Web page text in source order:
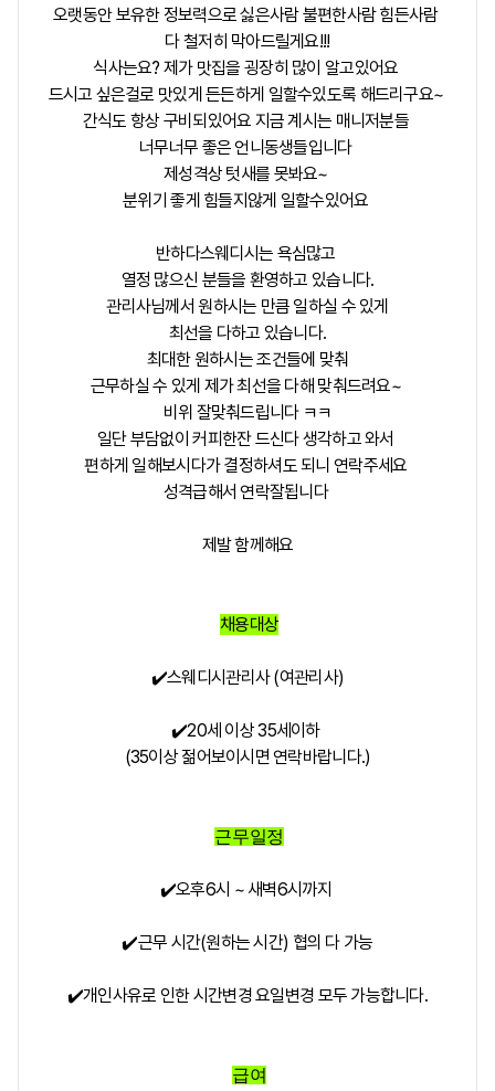
오랫동안 보유한 정보력으로 싫은사람 불편한사람 힘든사람
다 철저히 막아드릴게요!!!
식사는요? 제가 맛집을 굉장히 많이 알고있어요
드시고 싶은걸로 맛있게 든든하게 일할수있도록 해드리구요~
간식도 항상 구비되있어요 지금 계시는 매니저분들
너무너무 좋은 언니동생들입니다
제성격상 텃새를 못봐요~
분위기 좋게 힘들지않게 일할수있어요
반하다스웨디시는 욕심많고
열정 많으신 분들을 환영하고 있습니다.
관리사님께서 원하시는 만큼 일하실 수 있게
최선을 다하고 있습니다.
최대한 원하시는 조건들에 맞춰
근무하실 수 있게 제가 최선을 다해 맞춰드려요~
비위 잘맞춰드립니다 ㅋㅋ
일단 부담없이 커피한잔 드신다 생각하고 와서
편하게 일해보시다가 결정하셔도 되니 연락주세요
성격급해서 연락잘됩니다
제발 함께해요
채용대상
✔️스웨디시관리사 (여관리사)
✔️20세 이상 35세이하
(35이상 젊어보이시면 연락바랍니다.)
근무일정
✔️오후6시 ~ 새벽6시까지
✔️근무 시간(원하는 시간) 협의 다 가능
✔️개인사유로 인한 시간변경 요일변경 모두 가능합니다.
급여